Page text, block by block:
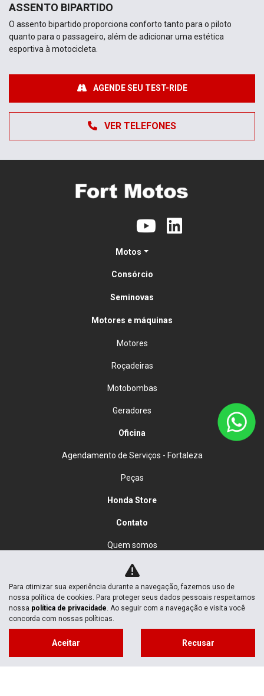
ASSENTO BIPARTIDO
O assento bipartido proporciona conforto tanto para o piloto
quanto para o passageiro, além de adicionar uma estética
esportiva à motocicleta.
VER TELEFONES
AGENDE SEU TEST-RIDE
Motos
Consórcio
Seminovas
Motores e máquinas
Motores
Roçadeiras
Motobombas
Geradores
Oficina
Agendamento de Serviços - Fortaleza
Peças
Honda Store
Contato
Quem somos
Fale conosco
Política de privacidade
No trânsito, enxergar o outro salva vidas.
Para otimizar sua experiência durante a navegação, fazemos uso de
nossa política de cookies. Para proteger seus dados pessoais respeitamos
nossa política de privacidade. Ao seguir com a navegação e visita você
concorda com nossas políticas.
Aceitar Recusar